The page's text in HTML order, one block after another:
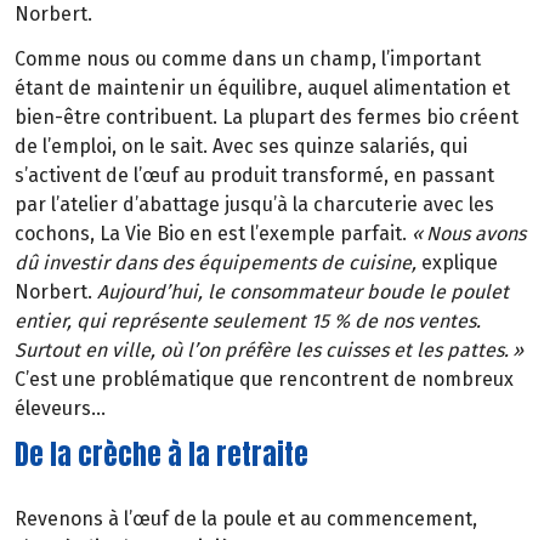
Norbert.
Comme nous ou comme dans un champ, l’important
étant de maintenir un équilibre, auquel alimentation et
bien-être contribuent. La plupart des fermes bio créent
de l’emploi, on le sait. Avec ses quinze salariés, qui
s’activent de l’œuf au produit transformé, en passant
par l’atelier d’abattage jusqu’à la charcuterie avec les
cochons, La Vie Bio en est l’exemple parfait. « Nous avons
dûinvestir dans deséquipements de cuisine, explique
Norbert. Aujourd’hui, le consommateur boude le poulet
entier, qui représente seulement 15 % de nos ventes.
Surtout en ville, où l’on préfère les cuisses et les pattes. »
C’est une problématique que rencontrent de nombreux
éleveurs…
De la crèche à la retraite
Revenons à l’œuf de la poule et au commencement,